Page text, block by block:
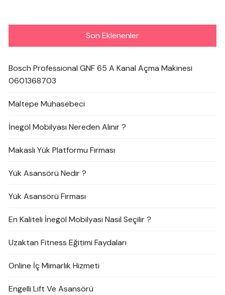
Son Eklenenler
Bosch Professional GNF 65 A Kanal Açma Makinesi
0601368703
Maltepe Muhasebeci
İnegöl Mobilyası Nereden Alınır ?
Makaslı Yük Platformu Firması
Yük Asansörü Nedir ?
Yük Asansörü Firması
En Kaliteli İnegöl Mobilyası Nasıl Seçilir ?
Uzaktan Fitness Eğitimi Faydaları
Online İç Mimarlık Hizmeti
Engelli Lift Ve Asansörü